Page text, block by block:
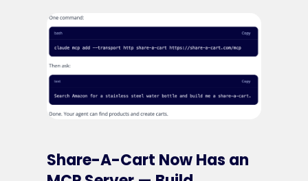
Share-A-Cart Now Has an